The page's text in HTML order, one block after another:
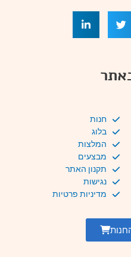
חנות
בלוג
המלצות
מבצעים
תקנון האתר
נגישות
מדיניות פרטיות